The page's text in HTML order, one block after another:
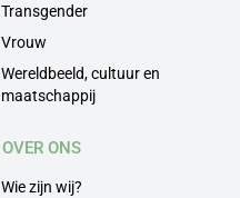
Transgender
Vrouw
Wereldbeeld, cultuur en
maatschappij
OVER ONS
Wie zijn wij?